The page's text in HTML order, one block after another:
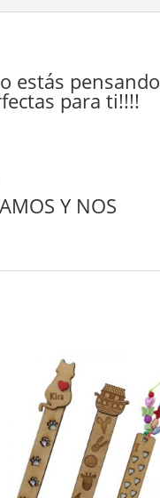
estás pensando
para ti!!!!
Y NOS